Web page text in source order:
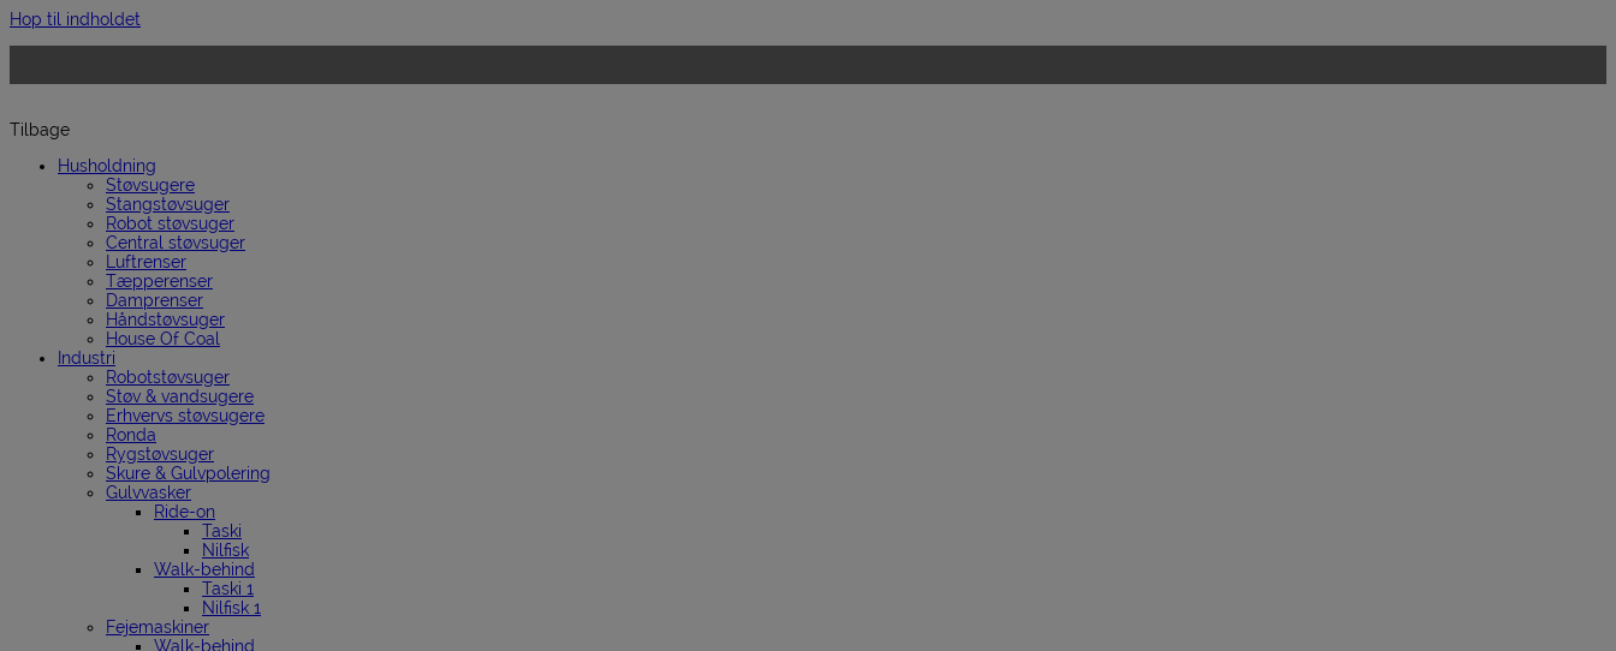
Hop til indholdet
Tilbage
Husholdning
Støvsugere
Stangstøvsuger
Robot støvsuger
Central støvsuger
Luftrenser
Tæpperenser
Damprenser
Håndstøvsuger
House Of Coal
Industri
Robotstøvsuger
Støv & vandsugere
Erhvervs støvsugere
Ronda
Rygstøvsuger
Skure & Gulvpolering
Gulvvasker
Ride-on
Taski
Nilfisk
Walk-behind
Taski 1
Nilfisk 1
Fejemaskiner
Walk-behind